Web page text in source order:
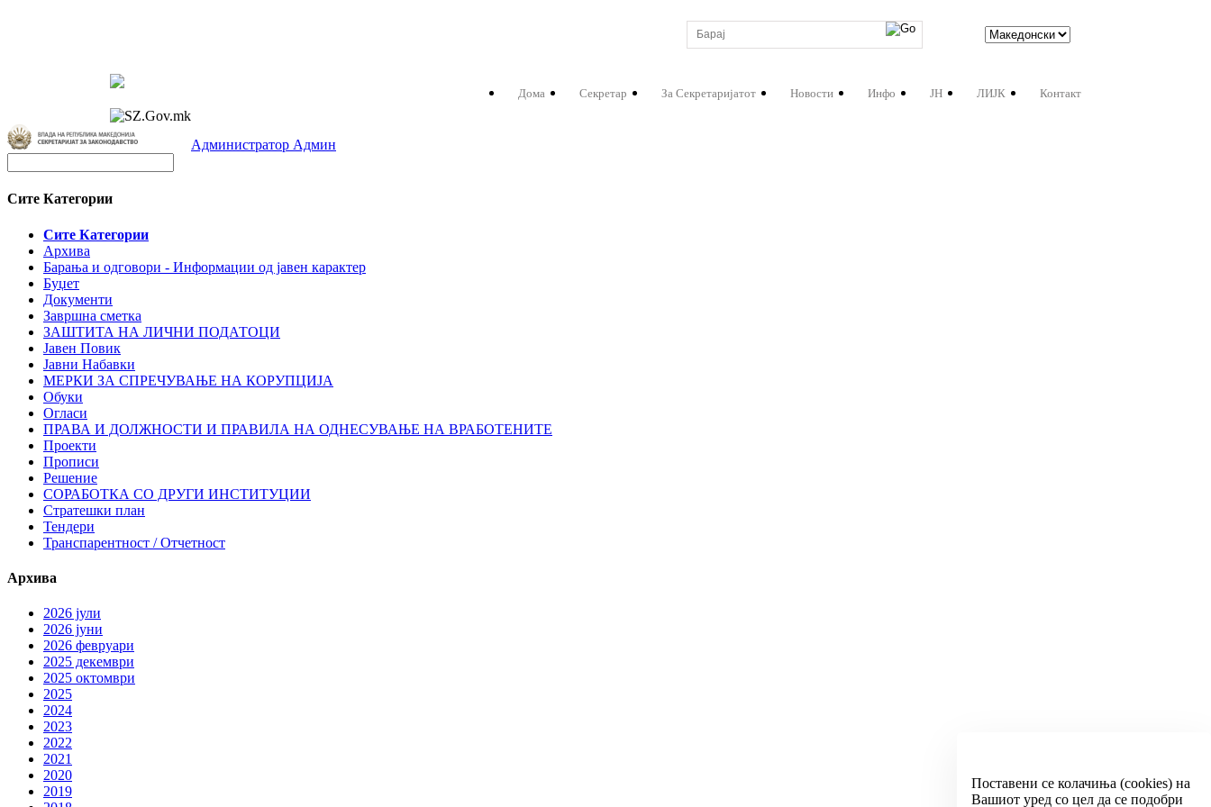
Дома Секретар За Секретаријатот Новости Инфо ЈН ЛИЈК Контакт
Администратор Админ
Сите Категории
Сите Категории
Архива
Барања и одговори - Информации од јавен карактер
Буџет
Документи
Завршна сметка
ЗАШТИТА НА ЛИЧНИ ПОДАТОЦИ
Јавен Повик
Јавни Набавки
МЕРКИ ЗА СПРЕЧУВАЊЕ НА КОРУПЦИЈА
Обуки
Огласи
ПРАВА И ДОЛЖНОСТИ И ПРАВИЛА НА ОДНЕСУВАЊЕ НА ВРАБОТЕНИТЕ
Проекти
Прописи
Решение
СОРАБОТКА СО ДРУГИ ИНСТИТУЦИИ
Стратешки план
Тендери
Транспарентност / Отчетност
Архива
2026 јули
2026 јуни
2026 февруари
2025 декември
2025 октомври
2025
2024
2023
2022
2021
2020
2019
Поставени се колачиња (cookies) на
Вашиот уред со цел да се подобри